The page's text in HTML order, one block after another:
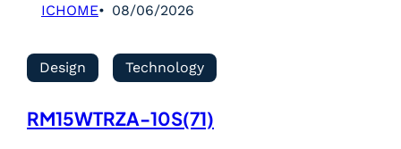
ICHOME 08/06/2026
Design Technology
RM15WTRZA-10S(71)